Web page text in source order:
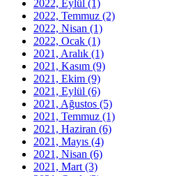
2022, Eylül (1)
2022, Temmuz (2)
2022, Nisan (1)
2022, Ocak (1)
2021, Aralık (1)
2021, Kasım (9)
2021, Ekim (9)
2021, Eylül (6)
2021, Ağustos (5)
2021, Temmuz (1)
2021, Haziran (6)
2021, Mayıs (4)
2021, Nisan (6)
2021, Mart (3)